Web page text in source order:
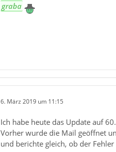
graba
6. März 2019 um 11:15
Ich habe heute das Update auf
Vorher wurde die Mail geöffnet
und berichte gleich, ob der